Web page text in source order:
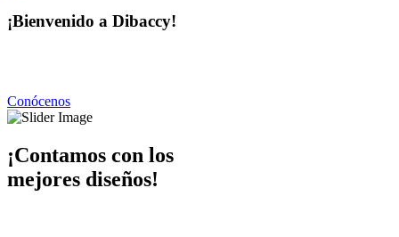
¡Bienvenido a Dibaccy!
Conócenos
¡Contamos con los
mejores diseños!